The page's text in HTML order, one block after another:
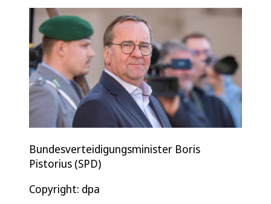
Bundesverteidigungsminister Boris
Pistorius (SPD)
Copyright: dpa